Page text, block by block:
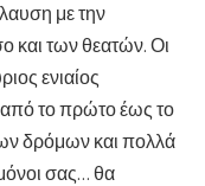
με την
και των θεατών. Οι
ενιαίος
από το πρώτο έως το
δρόμων και πολλά
σας… θα